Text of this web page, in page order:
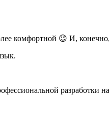
комфортной 😉 И,
разработки на